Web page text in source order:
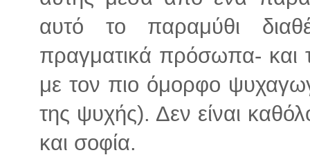
αυτό το παραμύθι
πραγματικά πρόσωπα- και
με τον πιο όμορφο
της ψυχής). Δεν είναι
και σοφία.